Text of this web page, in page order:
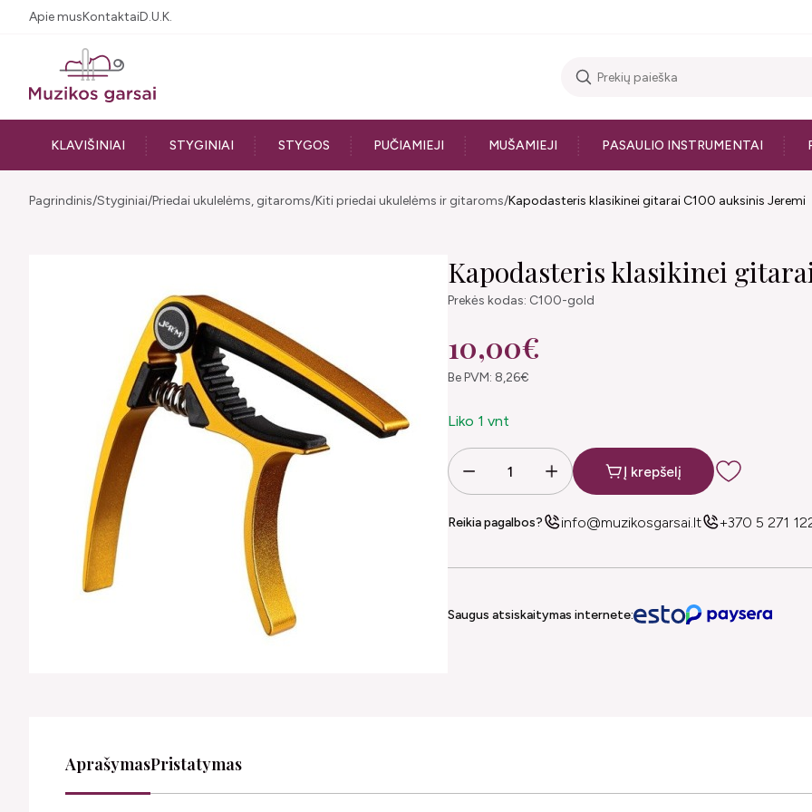
Apie musKontaktaiD.U.K.
KLAVIŠINIAI STYGINIAI STYGOS PUČIAMIEJI MUŠAMIEJI PASAULIO INSTRUMENTAI
Pagrindinis Styginiai Priedai ukulelėms, gitaroms Kiti priedai ukulelėms ir gitaroms Kapodasteris klasikinei gitarai C100 auksinis Jeremi
Kapodasteris klasikinei
Prekės kodas: C100-gold
10,00€
Be PVM: 8,26€
Liko 1 vnt
Į krepšelį
Reikia pagalbos? info@muzikosgarsai.lt +370 5 271
Saugus atsiskaitymas internete:
AprašymasPristatymas